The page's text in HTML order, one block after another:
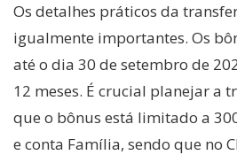
Os detalhes práticos da
igualmente importantes. Os
até o dia 30 de setembro de
12 meses. É crucial planejar a
que o bônus está limitado a
e conta Família, sendo que no